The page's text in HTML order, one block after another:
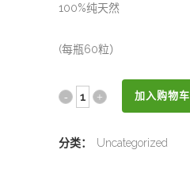
100%纯天然
(每瓶60粒）
海 加入购物车
分类： Uncategorized